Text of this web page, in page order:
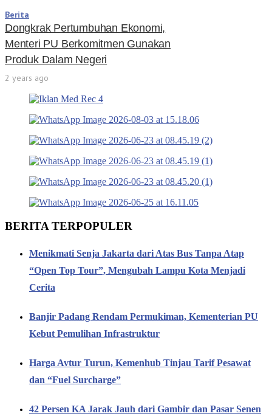
Berita
Dongkrak Pertumbuhan Ekonomi,
Menteri PU Berkomitmen Gunakan
Produk Dalam Negeri
2 years ago
BERITA TERPOPULER
Menikmati Senja Jakarta dari Atas Bus Tanpa Atap
“Open Top Tour”, Mengubah Lampu Kota Menjadi
Cerita
Banjir Padang Rendam Permukiman, Kementerian PU
Kebut Pemulihan Infrastruktur
Harga Avtur Turun, Kemenhub Tinjau Tarif Pesawat
dan “Fuel Surcharge”
42 Persen KA Jarak Jauh dari Gambir dan Pasar Senen